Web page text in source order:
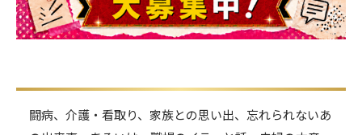
闘病、介護・看取り、家族との思い出、忘れられないあ